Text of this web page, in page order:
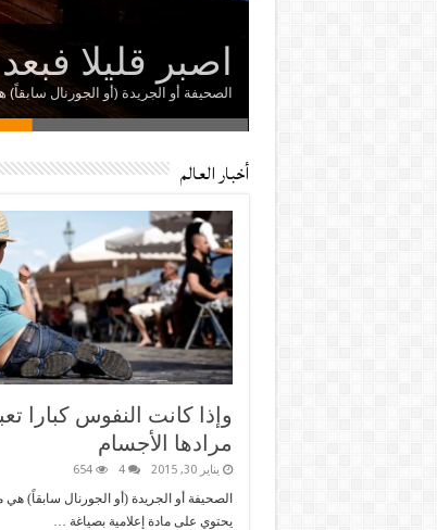
وإذا كانت
اصبر قليلا
الصحيفة أو الجريدة (أو الجورنال
ما وجد أحد
سر النجاح
يبدو العالم
أخبار العالم
وإذا كانت النفوس كبارا
مرادها الأجسام
يناير 30, 2015 4
654
الصحيفة أو الجريدة (أو الجورنال سابقاً) هي
يحتوي على مادة إعلامية بصياغة …